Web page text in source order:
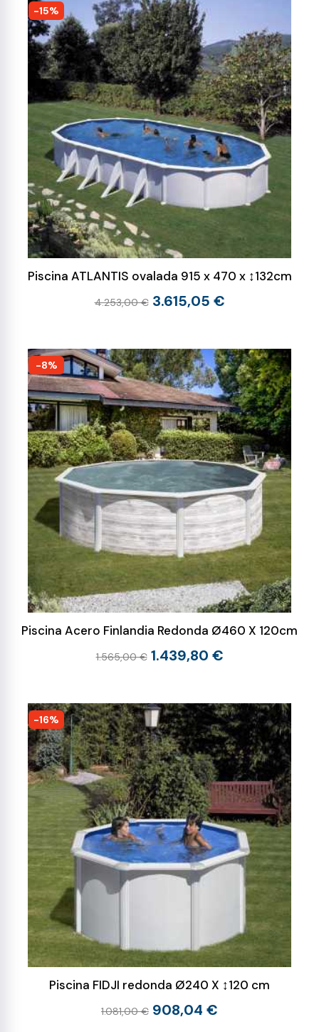
-15%
Piscina ATLANTIS ovalada 915 x 470 x ↕132cm
4.253,00 € 3.615,05 €
-8%
Piscina Acero Finlandia Redonda Ø460 X 120cm
1.565,00 € 1.439,80 €
-16%
Piscina FIDJI redonda Ø240 X ↕120 cm
1.081,00 € 908,04 €